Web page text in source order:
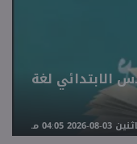
الابتدائي لغة
08-2026 04:05 مـ